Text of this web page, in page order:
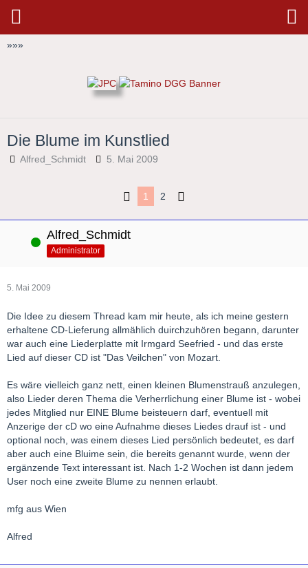
»»»
Die Blume im Kunstlied
Alfred_Schmidt 5. Mai 2009
1 2
Online Alfred_Schmidt
Administrator
5. Mai 2009
Die Idee zu diesem Thread kam mir heute, als ich meine gestern
erhaltene CD-Lieferung allmählich duirchzuhören begann, darunter
war auch eine Liederplatte mit Irmgard Seefried - und das erste
Lied auf dieser CD ist "Das Veilchen" von Mozart.
Es wäre vielleich ganz nett, einen kleinen Blumenstrauß anzulegen,
also Lieder deren Thema die Verherrlichung einer Blume ist - wobei
jedes Mitglied nur EINE Blume beisteuern darf, eventuell mit
Anzerige der cD wo eine Aufnahme dieses Liedes drauf ist - und
optional noch, was einem dieses Lied persönlich bedeutet, es darf
aber auch eine Bluime sein, die bereits genannt wurde, wenn der
ergänzende Text interessant ist. Nach 1-2 Wochen ist dann jedem
User noch eine zweite Blume zu nennen erlaubt.
mfg aus Wien
Alfred